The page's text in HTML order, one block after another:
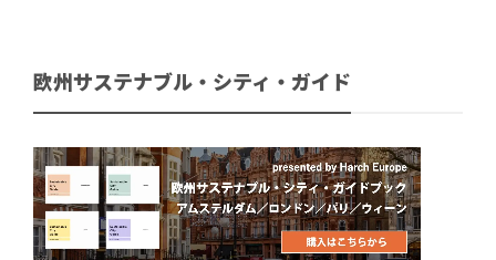
欧州サステナブル・シティ・ガイド